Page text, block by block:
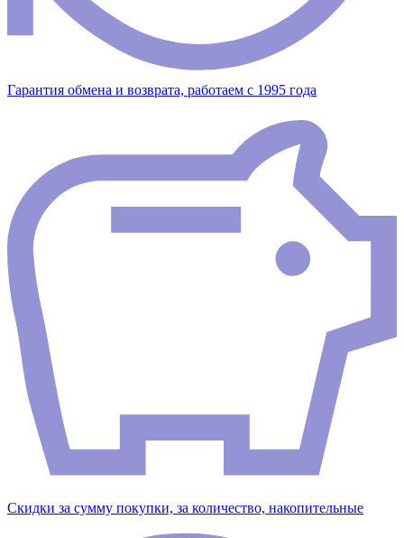
Гарантия обмена и возврата, работаем с 1995 года
Скидки за сумму покупки, за количество, накопительные